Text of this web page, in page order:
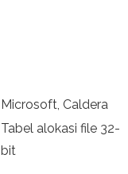
Microsoft, Caldera
Tabel alokasi file 32-
bit